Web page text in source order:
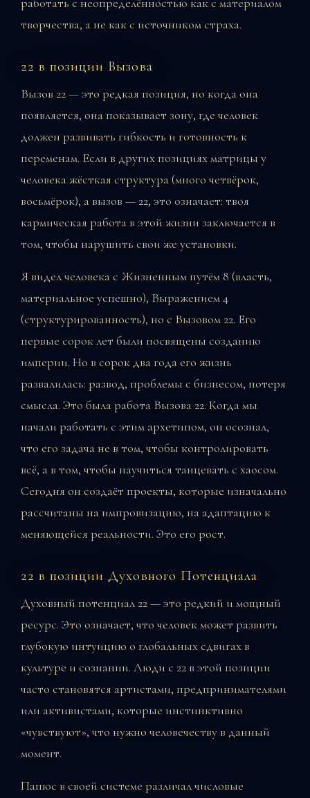
творчества, а не как с источником страха.
22 в позиции Вызова
Вызов 22 — это редкая позиция, но когда она
появляется, она показывает зону, где человек
должен развивать гибкость и готовность к
переменам. Если в других позициях матрицы у
человека жёсткая структура (много четвёрок,
восьмёрок), а вызов — 22, это означает: твоя
кармическая работа в этой жизни заключается в
том, чтобы нарушить свои же установки.
Я видел человека с Жизненным путём 8 (власть,
материальное успешно), Выражением 4
(структурированность), но с Вызовом 22. Его
первые сорок лет были посвящены созданию
империи. Но в сорок два года его жизнь
развалилась: развод, проблемы с бизнесом, потеря
смысла. Это была работа Вызова 22. Когда мы
начали работать с этим архетипом, он осознал,
что его задача не в том, чтобы контролировать
всё, а в том, чтобы научиться танцевать с хаосом.
Сегодня он создаёт проекты, которые изначально
рассчитаны на импровизацию, на адаптацию к
меняющейся реальности. Это его рост.
22 в позиции Духовного Потенциала
Духовный потенциал 22 — это редкий и мощный
ресурс. Это означает, что человек может развить
глубокую интуицию о глобальных сдвигах в
культуре и сознании. Люди с 22 в этой позиции
часто становятся артистами, предпринимателями
или активистами, которые инстинктивно
«чувствуют», что нужно человечеству в данный
момент.
Папюс в своей системе различал числовые